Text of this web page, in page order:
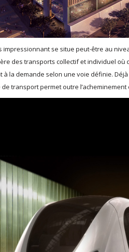
impressionnant se situe peut-être au
des transports collectif et individuel où
à la demande selon une voie définie.
transport permet outre